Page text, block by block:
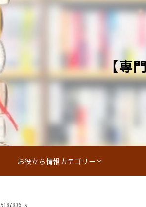
【専
お役立ち情報カテゴリー
5187836_s